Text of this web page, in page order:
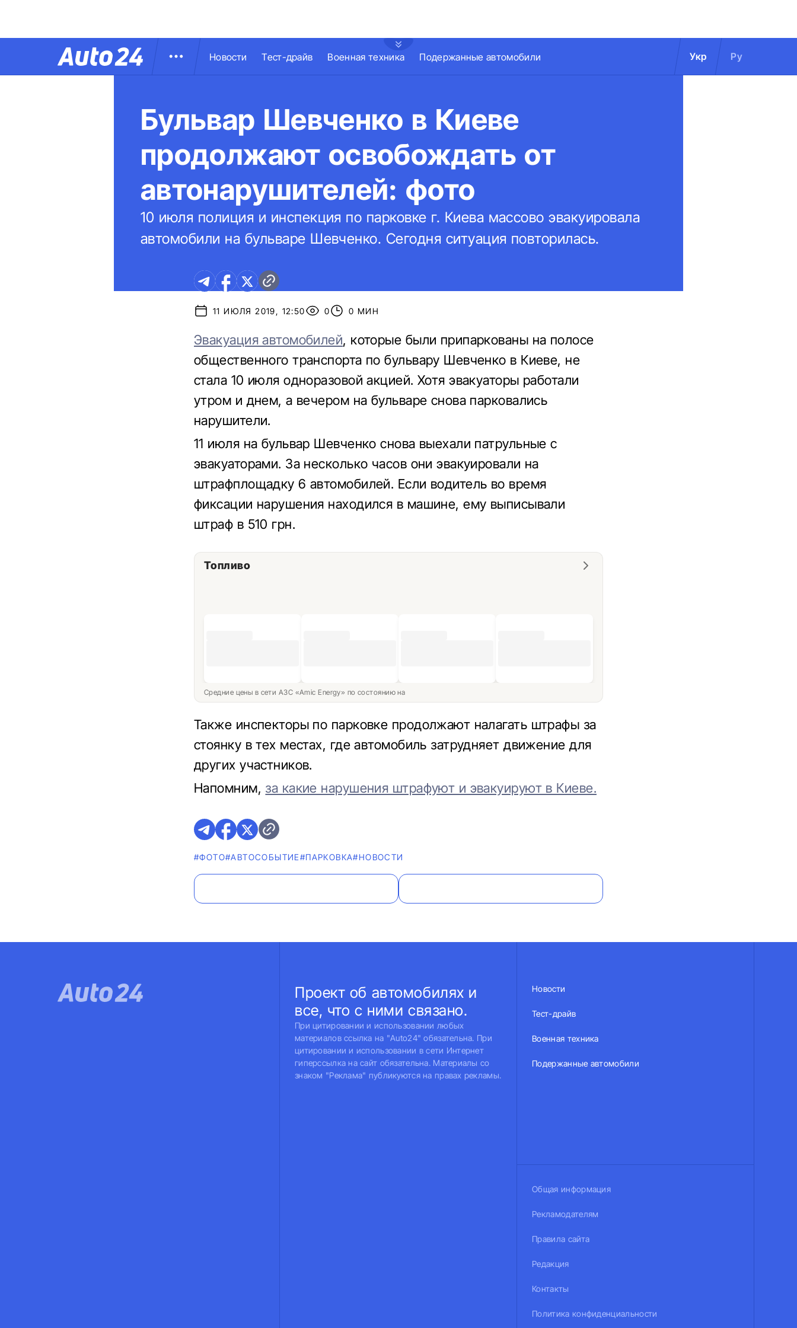
Новости Тест-драйв Военная техника Подержанные автомобили Укр Ру
Бульвар Шевченко в Киеве
продолжают освобождать от
автонарушителей: фото
10 июля полиция и инспекция по парковке г. Киева массово эвакуировала
автомобили на бульваре Шевченко. Сегодня ситуация повторилась.
11 ИЮЛЯ 2019, 12:50 0 0 МИН
Эвакуация автомобилей, которые были припаркованы на полосе
общественного транспорта по бульвару Шевченко в Киеве, не
стала 10 июля одноразовой акцией. Хотя эвакуаторы работали
утром и днем, а вечером на бульваре снова парковались
нарушители.
11 июля на бульвар Шевченко снова выехали патрульные с
эвакуаторами. За несколько часов они эвакуировали на
штрафплощадку 6 автомобилей. Если водитель во время
фиксации нарушения находился в машине, ему выписывали
штраф в 510 грн.
Топливо
Средние цены в сети АЗС «Amic Energy» по состоянию на
Также инспекторы по парковке продолжают налагать штрафы за
стоянку в тех местах, где автомобиль затрудняет движение для
других участников.
Напомним, за какие нарушения штрафуют и эвакуируют в Киеве.
#ФОТО#АВТОСОБЫТИЕ#ПАРКОВКА#НОВОСТИ
Проект об автомобилях и
все, что с ними связано.
При цитировании и использовании любых
материалов ссылка на "Auto24" обязательна. При
цитировании и использовании в сети Интернет
гиперссылка на сайт обязательна. Материалы со
знаком "Реклама" публикуются на правах рекламы.
Новости
Тест-драйв
Военная техника
Подержанные автомобили
Общая информация
Рекламодателям
Правила сайта
Редакция
Контакты
Политика конфиденциальности